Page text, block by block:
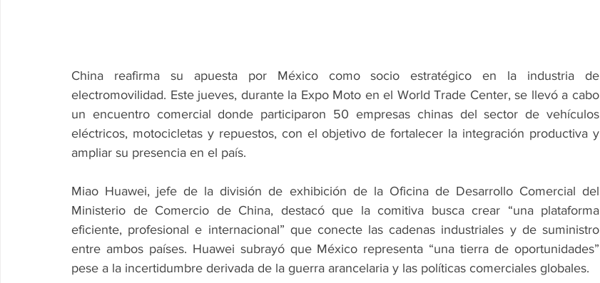
China reafirma su apuesta por México como socio estratégico en la industria de
electromovilidad. Este jueves, durante la Expo Moto en el World Trade Center, se llevó a cabo
un encuentro comercial donde participaron 50 empresas chinas del sector de vehículos
eléctricos, motocicletas y repuestos, con el objetivo de fortalecer la integración productiva y
ampliar su presencia en el país.
Miao Huawei, jefe de la división de exhibición de la Oficina de Desarrollo Comercial del
Ministerio de Comercio de China, destacó que la comitiva busca crear “una plataforma
eficiente, profesional e internacional” que conecte las cadenas industriales y de suministro
entre ambos países. Huawei subrayó que México representa “una tierra de oportunidades”
pese a la incertidumbre derivada de la guerra arancelaria y las políticas comerciales globales.